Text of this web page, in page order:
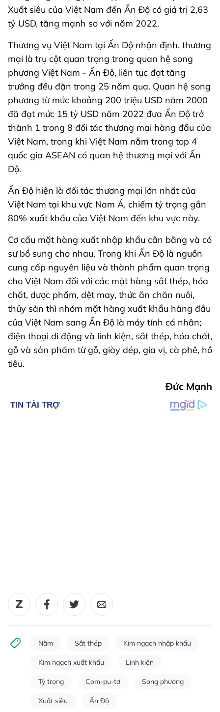
Xuất siêu của Việt Nam đến Ấn Độ có giá trị 2,63
tỷ USD, tăng mạnh so với năm 2022.
Thương vụ Việt Nam tại Ấn Độ nhận định, thương
mại là trụ cột quan trọng trong quan hệ song
phương Việt Nam - Ấn Độ, liên tục đạt tăng
trưởng đều đặn trong 25 năm qua. Quan hệ song
phương từ mức khoảng 200 triệu USD năm 2000
đã đạt mức 15 tỷ USD năm 2022 đưa Ấn Độ trở
thành 1 trong 8 đối tác thương mại hàng đầu của
Việt Nam, trong khi Việt Nam nằm trong top 4
quốc gia ASEAN có quan hệ thương mại với Ấn
Độ.
Ấn Độ hiện là đối tác thương mại lớn nhất của
Việt Nam tại khu vực Nam Á, chiếm tỷ trọng gần
80% xuất khẩu của Việt Nam đến khu vực này.
Cơ cấu mặt hàng xuất nhập khẩu cân bằng và có
sự bổ sung cho nhau. Trong khi Ấn Độ là nguồn
cung cấp nguyên liệu và thành phẩm quan trọng
cho Việt Nam đối với các mặt hàng sắt thép, hóa
chất, dược phẩm, dệt may, thức ăn chăn nuôi,
thủy sản thì nhóm mặt hàng xuất khẩu hàng đầu
của Việt Nam sang Ấn Độ là máy tính cá nhân;
điện thoại di động và linh kiện, sắt thép, hóa chất,
gỗ và sản phẩm từ gỗ, giày dép, gia vị, cà phê, hồ
tiêu.
Đức Mạnh
Năm Sắt thép Kim ngạch nhập khẩu
Kim ngạch xuất khẩu Linh kiện
Tỷ trọng Com-pu-tơ Song phương
Xuất siêu Ấn Độ